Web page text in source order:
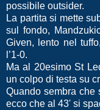
possibile outsider.
La partita si mette
sul fondo,
Given, lento nel
l’1-0.
Ma al 20esimo St
un colpo di testa su
Quando sembra che
ecco che al 43' si